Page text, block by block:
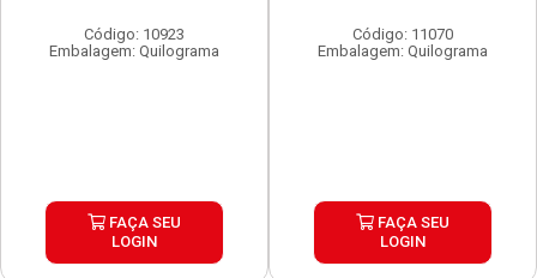
Código: 10923
Embalagem: Quilograma
FAÇA SEU
LOGIN
Código: 11070
Embalagem: Quilograma
FAÇA SEU
LOGIN